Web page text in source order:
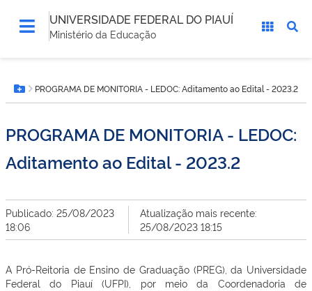
UNIVERSIDADE FEDERAL DO PIAUÍ
Ministério da Educação
está
aqui:Botão Menu
PROGRAMA DE MONITORIA - LEDOC: Aditamento ao Edital - 2023.2
PROGRAMA DE MONITORIA - LEDOC:
Aditamento ao Edital - 2023.2
Publicado: 25/08/2023
18:06
Atualização mais recente:
25/08/2023 18:15
A Pró-Reitoria de Ensino de Graduação (PREG), da Universidade
Federal do Piauí (UFPI), por meio da Coordenadoria de